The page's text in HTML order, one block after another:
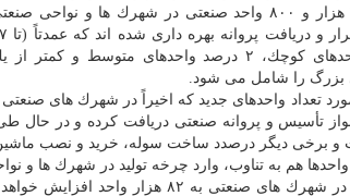
توضیح داد: ۴۴ هزار و ۸۰۰ واحد صنعتی در شهرك ها و نواحی
موفق به استقرار
درصد) آنها واحدهای كوچك، ۲ درصد واحدهای متوسط و كمتر از
بزرگ را شامل می شود.
تأسیس و پروانه صنعتی دریافت كرده و در حال
و برخی دیگر درصدد ساخت سوله، خرید و نصب ماشین
واحدهای فعال در شهرك های صنعتی